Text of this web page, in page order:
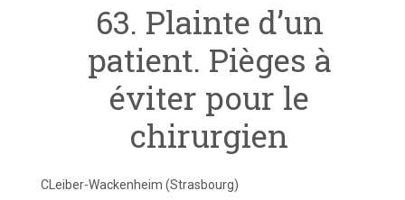
63. Plainte d’un
patient. Pièges à
éviter pour le
chirurgien
CLeiber-Wackenheim (Strasbourg)